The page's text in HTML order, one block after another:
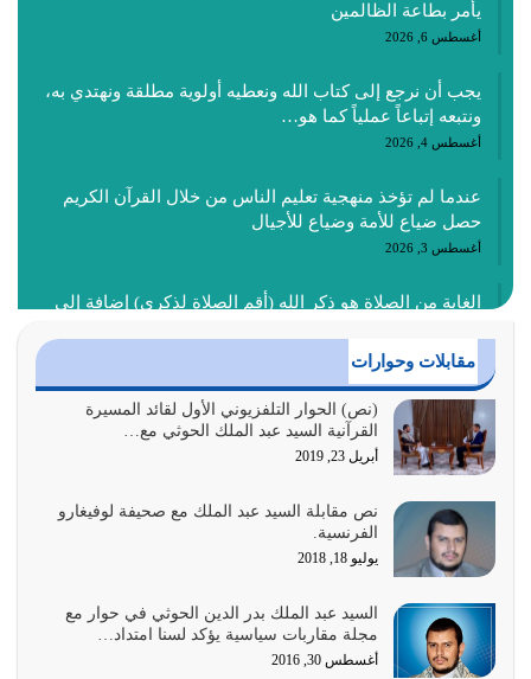
يأمر بطاعة الظالمين
أغسطس 6, 2026
يجب أن نرجع إلى كتاب الله ونعطيه أولوية مطلقة ونهتدي به،
ونتبعه إتباعاً عملياً كما هو…
أغسطس 4, 2026
عندما لم تؤخذ منهجية تعليم الناس من خلال القرآن الكريم
حصل ضياع للأمة وضياع للأجيال
أغسطس 3, 2026
الغاية من الصلاة هو ذكر الله (أقم الصلاة لذكري) إضافة إلى
أغسطس 2, 2026
السبب الرئيسي لشقاء الأمة الابتعاد عن كتاب الله والتعدي
لحدود الله بالإضافات للدين
أغسطس 1, 2026
أبرز أسباب الشقاء هو الإعراض عن ذكر الله وعن هدى الله
المتمثل في القرآن الكريم
يوليو 31, 2026
أولياء الشيطان كلما كانوا أكثر ولاءً وطاعة للشيطان كلما كانوا
أكثر ضعفاً
يوليو 30, 2026
مقابلات وحوارات
(نص) الحوار التلفزيوني الأول لقائد المسيرة
القرآنية السيد عبد الملك الحوثي مع…
أبريل 23, 2019
نص مقابلة السيد عبد الملك مع صحيفة لوفيغارو
الفرنسية.
يوليو 18, 2018
السيد عبد الملك بدر الدين الحوثي في حوار مع
مجلة مقاربات سياسية يؤكد لسنا امتداد…
أغسطس 30, 2016